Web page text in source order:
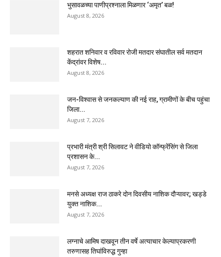
भुसावळच्या पाणीप्रश्नाला मिळणार ‘अमृत’ बळ!
August 8, 2026
शहरात शनिवार व रविवार रोजी मतदार संघातील सर्व मतदान
केंद्रांवर विशेष...
August 8, 2026
जन-विश्वास से जनकल्याण की नई राह, ग्रामीणों के बीच पहुंचा
जिला...
August 7, 2026
प्रभारी मंत्री श्री सिलावट ने वीडियो कॉन्फ्रेंसिंग से जिला
प्रशासन के...
August 7, 2026
मनसे अध्यक्ष राज ठाकरे दोन दिवसीय नाशिक दौऱ्यावर; खड्डे
युक्त नाशिक...
August 7, 2026
लग्नाचे आमिष दाखवून तीन वर्षे अत्याचार केल्याप्रकरणी
तरुणासह तिघांविरुद्ध गुन्हा